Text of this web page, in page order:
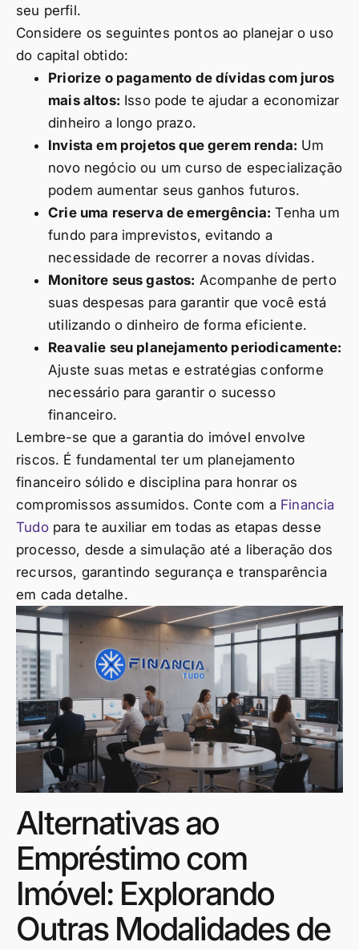
seu perfil.
Considere os seguintes pontos ao planejar o uso
do capital obtido:
Priorize o pagamento de dívidas com juros
mais altos: Isso pode te ajudar a economizar
dinheiro a longo prazo.
Invista em projetos que gerem renda: Um
novo negócio ou um curso de especialização
podem aumentar seus ganhos futuros.
Crie uma reserva de emergência: Tenha um
fundo para imprevistos, evitando a
necessidade de recorrer a novas dívidas.
Monitore seus gastos: Acompanhe de perto
suas despesas para garantir que você está
utilizando o dinheiro de forma eficiente.
Reavalie seu planejamento periodicamente:
Ajuste suas metas e estratégias conforme
necessário para garantir o sucesso
financeiro.
Lembre-se que a garantia do imóvel envolve
riscos. É fundamental ter um planejamento
financeiro sólido e disciplina para honrar os
compromissos assumidos. Conte com a Financia
Tudopara te auxiliar em todas as etapas desse
processo, desde a simulação até a liberação dos
recursos, garantindo segurança e transparência
em cada detalhe.
Alternativas ao
Empréstimo com
Imóvel: Explorando
Outras Modalidades de